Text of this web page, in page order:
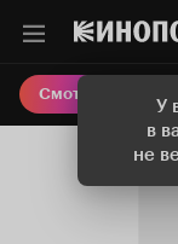
У
в
не
Смотреть кино